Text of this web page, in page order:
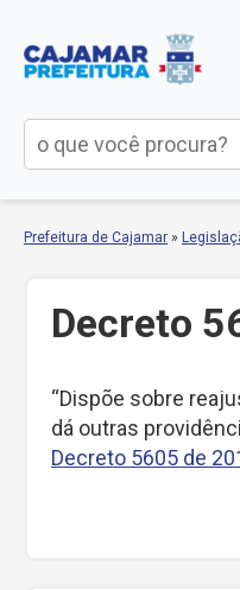
Prefeitura de Cajamar »
Decreto
“Dispõe sobre
dá outras
Decreto 5605 de